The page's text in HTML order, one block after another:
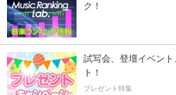
ク！
試写会、登壇イベン
ト！
プレゼント特集